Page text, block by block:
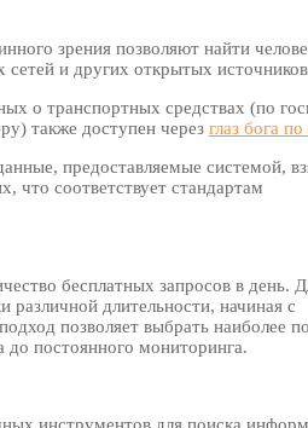
зрения позволяют найти
и других открытых
о транспортных средствах (по
также доступен через глаз бога
предоставляемые системой,
что соответствует стандартам
бесплатных запросов в день.
различной длительности, начиная с
позволяет выбрать наиболее
до постоянного мониторинга.